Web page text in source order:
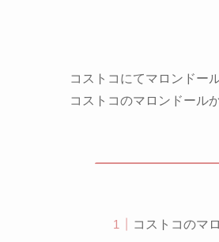
コストコにてマロンドー
コストコのマロンドール
コストコのマ